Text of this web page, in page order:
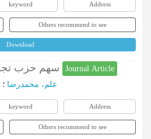
keyword Address
Others recommend to see
Download
Journal Article
علم، محمدرضا ؛
keyword Address
Others recommend to see